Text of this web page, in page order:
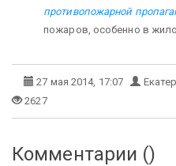
противопожарной
пожаров, особенно в
27 мая 2014, 17:07
2627
Комментарии ()